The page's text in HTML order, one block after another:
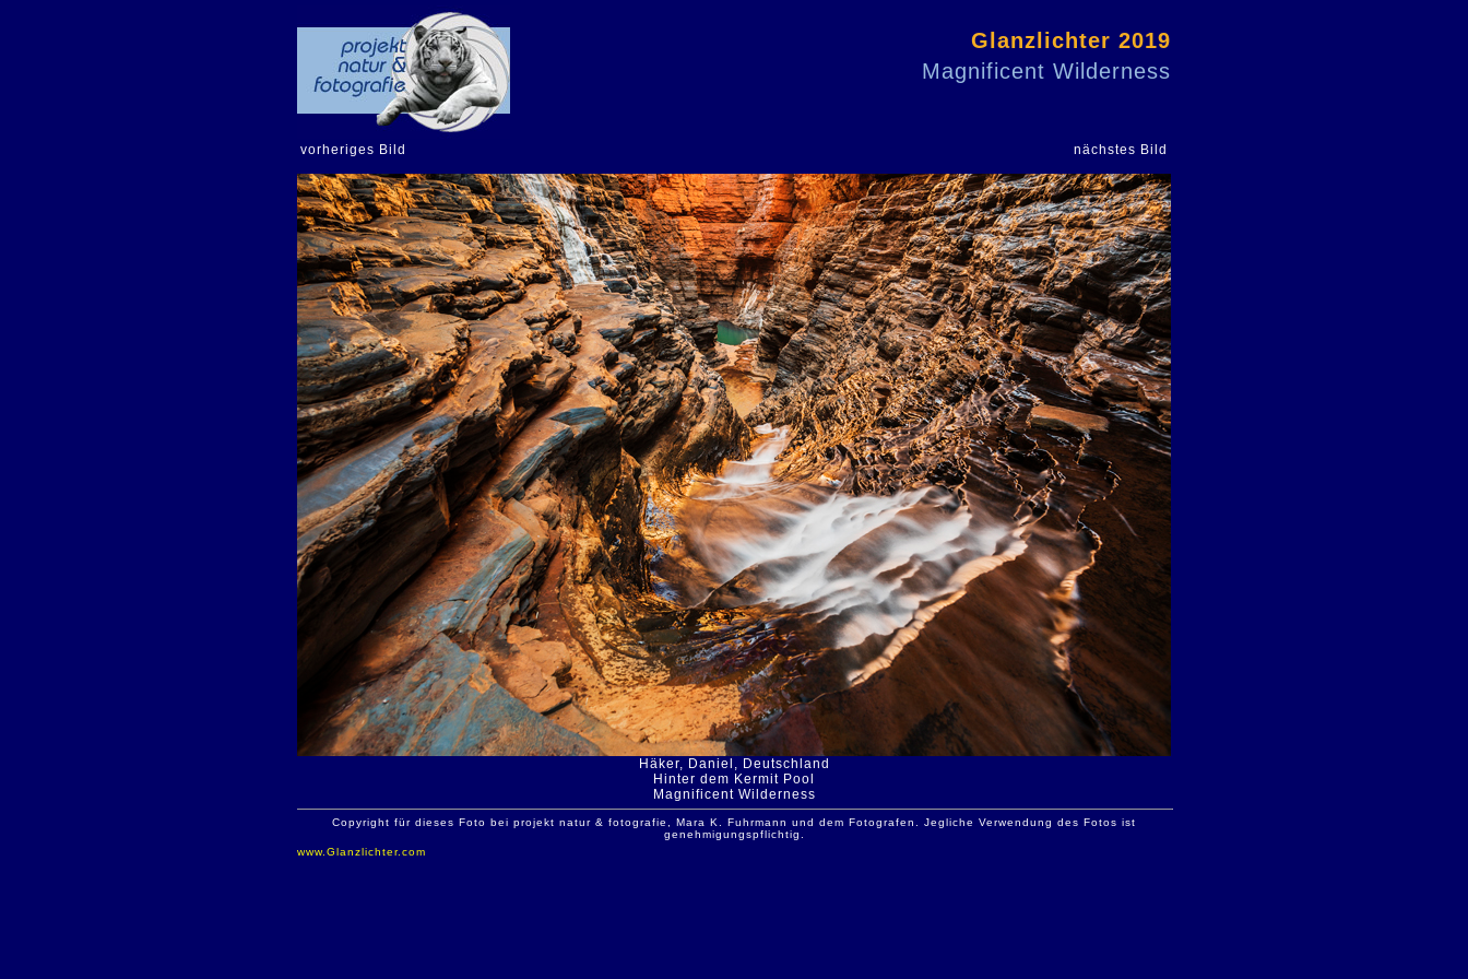
Glanzlichter 2019
Magnificent Wilderness
vorheriges Bild nächstes Bild
Häker, Daniel, Deutschland
Hinter dem Kermit Pool
Magnificent Wilderness
Copyright für dieses Foto bei projekt natur & fotografie, Mara K. Fuhrmann und dem Fotografen. Jegliche Verwendung des Fotos ist
genehmigungspflichtig.
www.Glanzlichter.com